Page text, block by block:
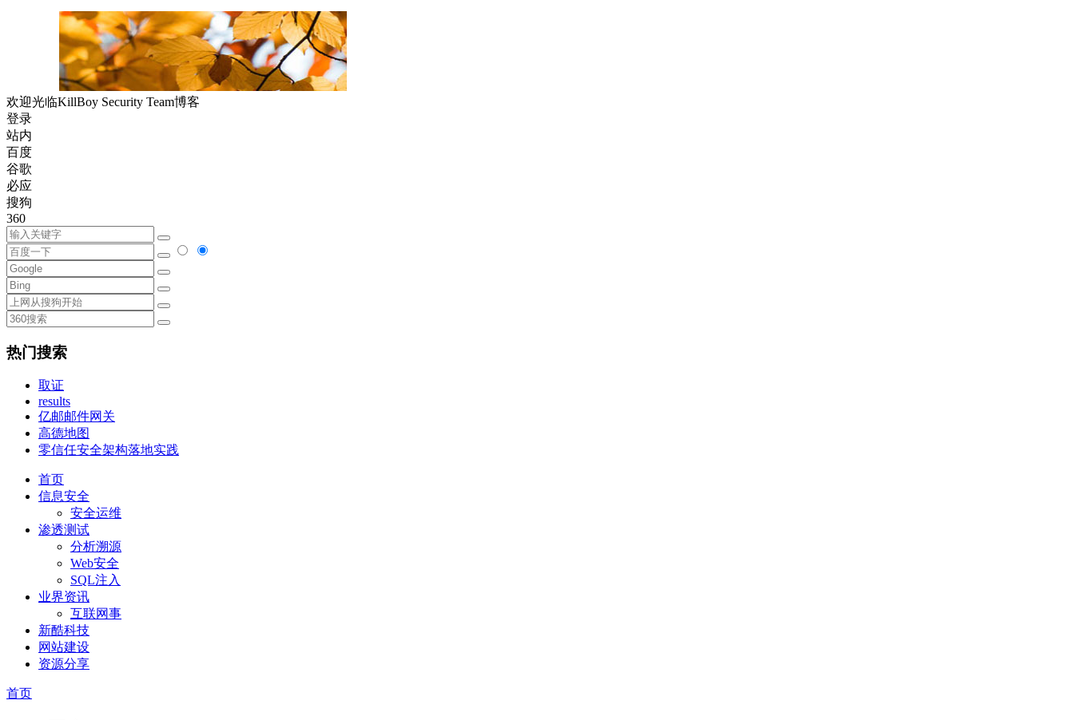
欢迎光临KillBoy Security Team博客
登录
站内
百度
谷歌
必应
搜狗
360
热门搜索
取证
results
亿邮邮件网关
高德地图
零信任安全架构落地实践
首页
信息安全
安全运维
渗透测试
分析溯源
Web安全
SQL注入
业界资讯
互联网事
新酷科技
网站建设
资源分享
首页